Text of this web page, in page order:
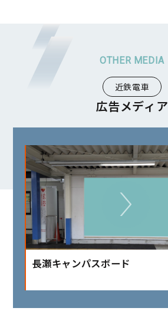
近鉄電車
広告メディア
長瀬キャンパスボード